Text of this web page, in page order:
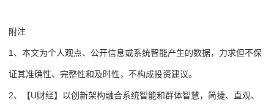
附注
1、本文为个人观点、公开信息或系统智能产生的数据，力求但不保
证其准确性、完整性和及时性，不构成投资建议。
2、【U财经】以创新架构融合系统智能和群体智慧，简捷、直观、